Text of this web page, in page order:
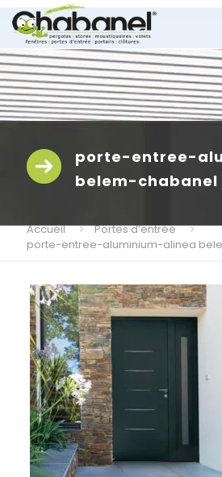
porte-entree-
belem-chabanel
Accueil
Portes d’entrée
porte-entree-aluminium-alinea